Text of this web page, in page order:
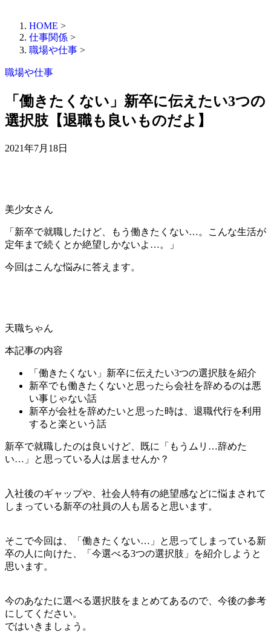
HOME >
仕事関係 >
職場や仕事 >
職場や仕事
「働きたくない」新卒に伝えたい3つの
選択肢【退職も良いものだよ】
2021年7月18日
美少女さん
「新卒で就職したけど、もう働きたくない…。こんな生活が
定年まで続くとか絶望しかないよ…。」
今回はこんな悩みに答えます。
天職ちゃん
本記事の内容
「働きたくない」新卒に伝えたい3つの選択肢を紹介
新卒でも働きたくないと思ったら会社を辞めるのは悪
い事じゃない話
新卒が会社を辞めたいと思った時は、退職代行を利用
すると楽という話
新卒で就職したのは良いけど、既に
「もうムリ…辞めた
い…」
と思っている人は居ませんか？
入社後のギャップや、社会人特有の絶望感などに悩まされて
しまっている新卒の社員の人も居ると思います。
そこで今回は、「働きたくない…」と思ってしまっている新
卒の人に向けた、「今選べる3つの選択肢」を紹介しようと
思います。
今のあなたに選べる選択肢をまとめてあるので、今後の参考
にしてください。
ではいきましょう。